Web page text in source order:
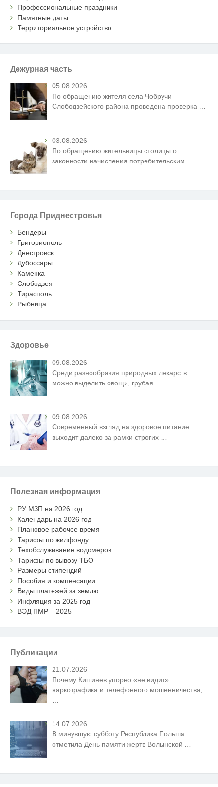
Профессиональные праздники
Памятные даты
Территориальное устройство
Дежурная часть
05.08.2026
По обращению жителя села Чобручи
Слободзейского района проведена проверка …
03.08.2026
По обращению жительницы столицы о
законности начисления потребительским
Города Приднестровья
Бендеры
Григориополь
Днестровск
Дубоссары
Каменка
Слободзея
Тирасполь
Рыбница
Здоровье
09.08.2026
Среди разнообразия природных лекарств
можно выделить овощи, грубая
09.08.2026
Современный взгляд на здоровое питание
выходит далеко за рамки строгих
Полезная информация
РУ МЗП на 2026 год
Календарь на 2026 год
Плановое рабочее время
Тарифы по жилфонду
Техобслуживание водомеров
Тарифы по вывозу ТБО
Размеры стипендий
Пособия и компенсации
Виды платежей за землю
Инфляция за 2025 год
ВЭД ПМР – 2025
Публикации
21.07.2026
Почему Кишинев упорно «не видит»
наркотрафика и телефонного мошенничества,
14.07.2026
В минувшую субботу Республика Польша
отметила День памяти жертв Волынской …